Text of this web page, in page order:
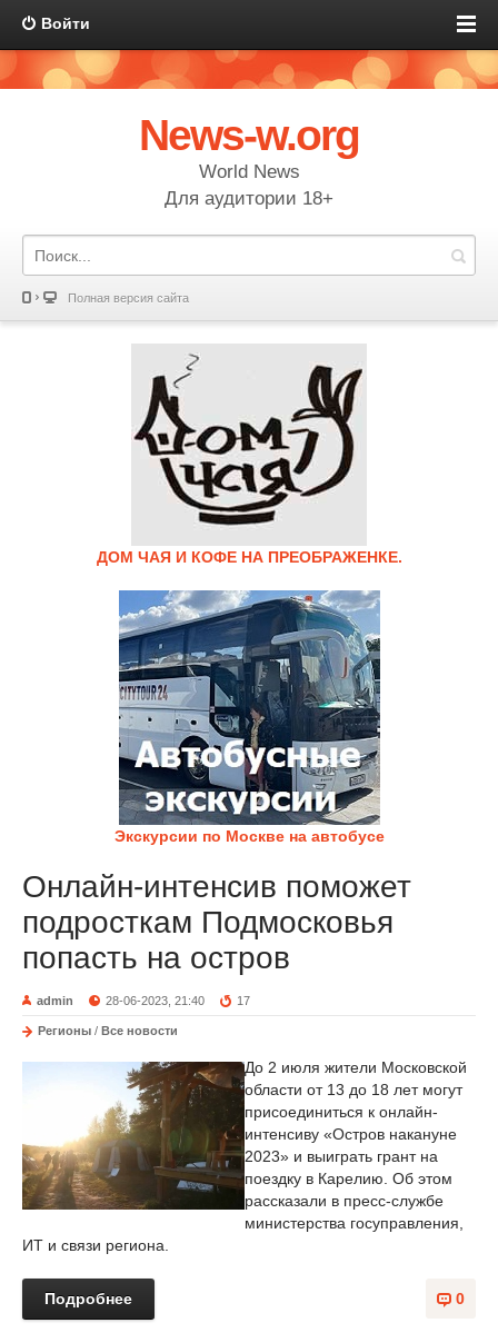
Войти
News-w.org
World News
Для аудитории 18+
Полная версия сайта
ДОМ ЧАЯ И КОФЕ НА ПРЕОБРАЖЕНКЕ.
Экскурсии по Москве на автобусе
Онлайн-интенсив поможет
подросткам Подмосковья
попасть на остров
admin 28-06-2023, 21:40 17
Регионы / Все новости
До 2 июля жители Московской
области от 13 до 18 лет могут
присоединиться к онлайн-
интенсиву «Остров накануне
2023» и выиграть грант на
поездку в Карелию. Об этом
рассказали в пресс-службе
министерства госуправления,
ИТ и связи региона.
0
Подробнее